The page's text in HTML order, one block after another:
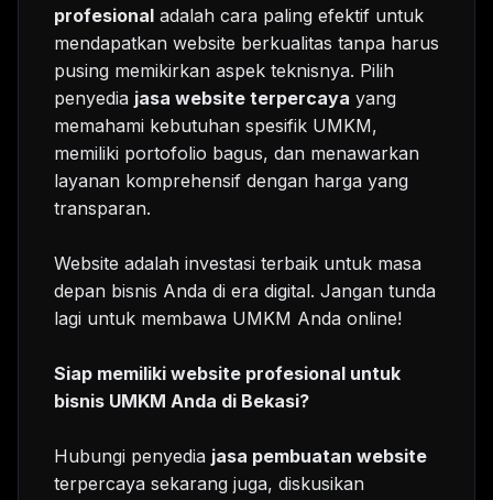
profesional adalah cara paling efektif untuk
mendapatkan website berkualitas tanpa harus
pusing memikirkan aspek teknisnya. Pilih
penyedia jasa website terpercaya yang
memahami kebutuhan spesifik UMKM,
memiliki portofolio bagus, dan menawarkan
layanan komprehensif dengan harga yang
transparan.
Website adalah investasi terbaik untuk masa
depan bisnis Anda di era digital. Jangan tunda
lagi untuk membawa UMKM Anda online!
Siap memiliki website profesional untuk
bisnis UMKM Anda di Bekasi?
Hubungi penyedia jasa pembuatan website
terpercaya sekarang juga, diskusikan